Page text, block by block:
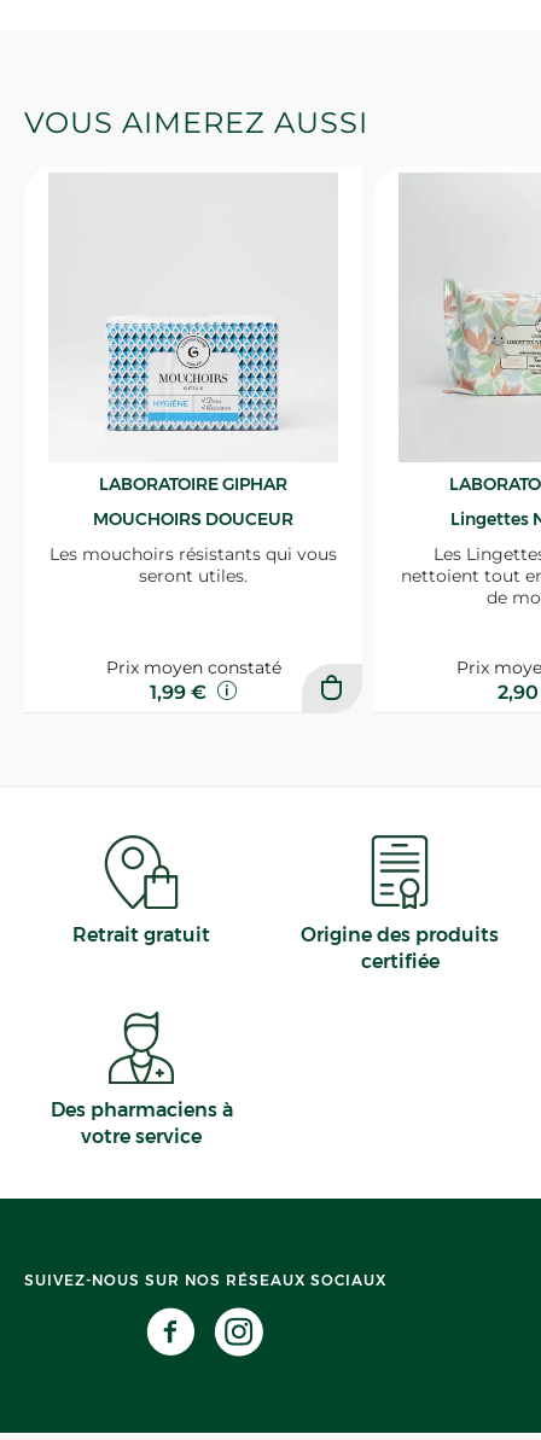
VOUS AIMEREZ AUSSI
LABORATOIRE GIPHAR
MOUCHOIRS DOUCEUR
Les mouchoirs résistants qui vous
seront utiles.
Prix moyen constaté
1,99 €
Lingettes
Les
nettoient tout
de
Prix
Retrait gratuit
Origine des produits
certifiée
Des pharmaciens à
votre service
SUIVEZ-NOUS SUR NOS RÉSEAUX SOCIAUX